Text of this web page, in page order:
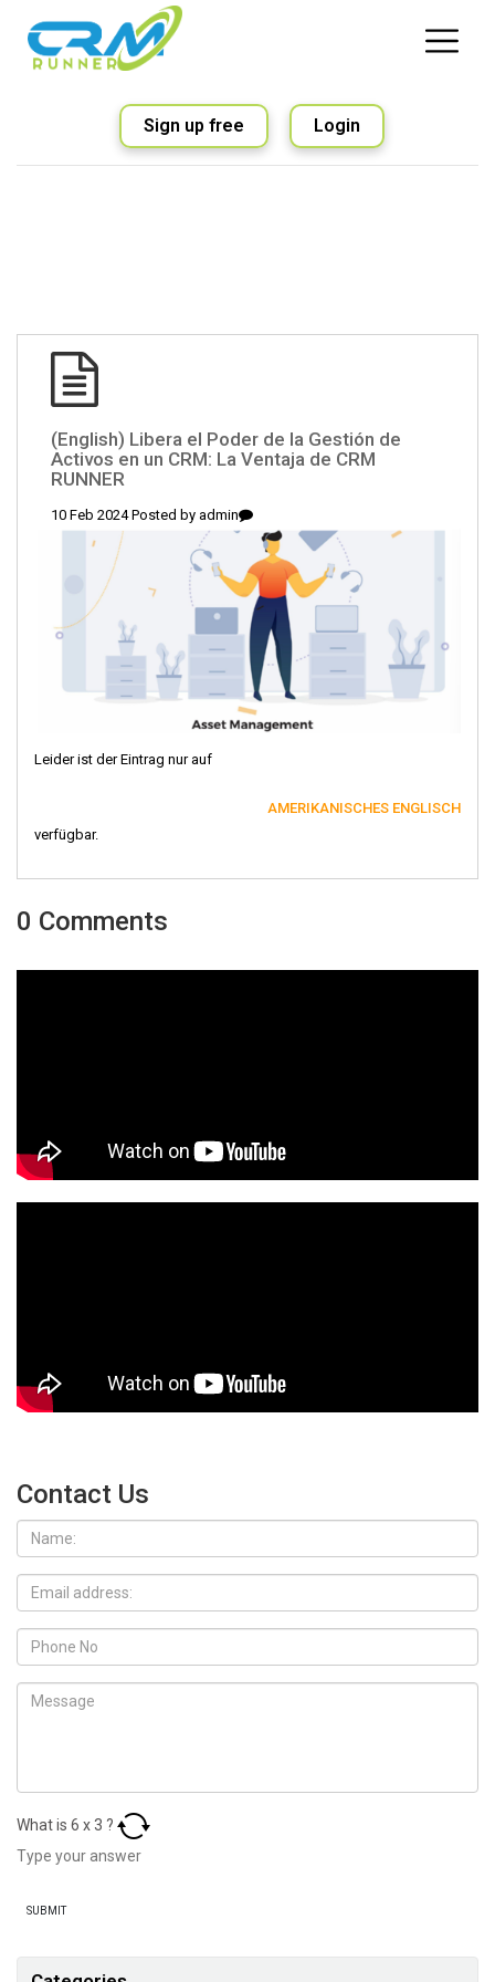
Sign up free Login
(English) Libera el Poder de la Gestión de
Activos en un CRM: La Ventaja de CRM
RUNNER
10 Feb 2024 Posted by admin
Leider ist der Eintrag nur auf
AMERIKANISCHES ENGLISCH
verfügbar.
0 Comments
Contact Us
What is 6 x3 ?